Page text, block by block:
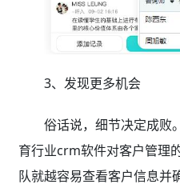
3、发现更多机会
俗话说，细节决定成败
育行业crm软件对客户管理
队就越容易查看客户信息并